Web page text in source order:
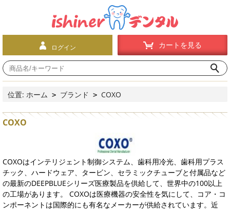
ログイン カートを見る
位置: ホーム > ブランド > COXO
COXO
COXOはインテリジェント制御システム、歯科用冷光、歯科用プラス
チック、ハードウェア、タービン、セラミックチューブと付属品など
の最新のDEEPBLUEシリーズ医療製品を供給して、世界中の100以上
の工場があります。 COXOは医療機器の安全性を気にして、コア・コ
ンポーネントは国際的にも有名なメーカーが供給されています。近